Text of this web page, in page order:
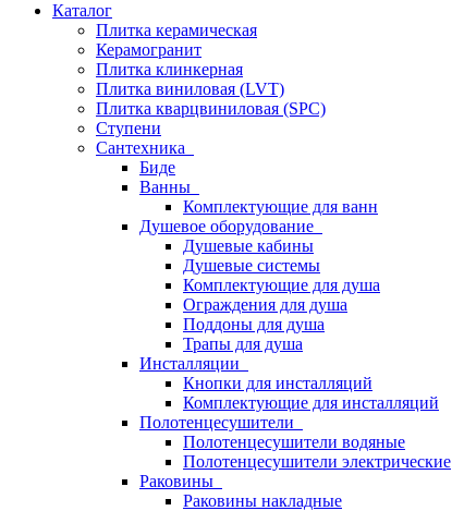
Каталог
Плитка керамическая
Керамогранит
Плитка клинкерная
Плитка виниловая (LVT)
Плитка кварцвиниловая (SPC)
Ступени
Сантехника
Биде
Ванны
Комплектующие для ванн
Душевое оборудование
Душевые кабины
Душевые системы
Комплектующие для душа
Ограждения для душа
Поддоны для душа
Трапы для душа
Инсталляции
Кнопки для инсталляций
Комплектующие для инсталляций
Полотенцесушители
Полотенцесушители водяные
Полотенцесушители электрические
Раковины
Раковины накладные